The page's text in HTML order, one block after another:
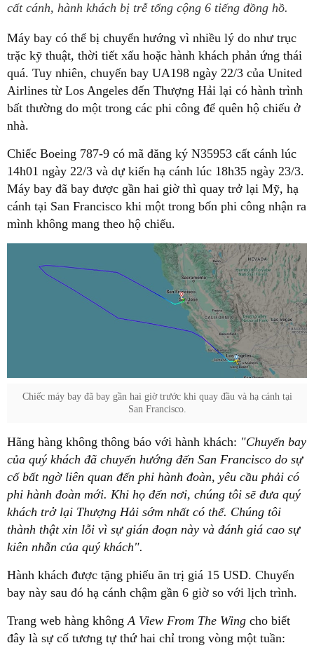
cất cánh, hành khách bị trễ tổng cộng 6 tiếng đồng hồ.
Máy bay có thể bị chuyển hướng vì nhiều lý do như trục
trặc kỹ thuật, thời tiết xấu hoặc hành khách phản ứng thái
quá. Tuy nhiên, chuyến bay UA198 ngày 22/3 của United
Airlines từ Los Angeles đến Thượng Hải lại có hành trình
bất thường do một trong các phi công để quên hộ chiếu ở
nhà.
Chiếc Boeing 787-9 có mã đăng ký N35953 cất cánh lúc
14h01 ngày 22/3 và dự kiến hạ cánh lúc 18h35 ngày 23/3.
Máy bay đã bay được gần hai giờ thì quay trở lại Mỹ, hạ
cánh tại San Francisco khi một trong bốn phi công nhận ra
mình không mang theo hộ chiếu.
Chiếc máy bay đã bay gần hai giờ trước khi quay đầu và hạ cánh tại
San Francisco.
Hãng hàng không thông báo với hành khách: "Chuyến bay
của quý khách đã chuyển hướng đến San Francisco do sự
cố bất ngờ liên quan đến phi hành đoàn, yêu cầu phải có
phi hành đoàn mới. Khi họ đến nơi, chúng tôi sẽ đưa quý
khách trở lại Thượng Hải sớm nhất có thể. Chúng tôi
thành thật xin lỗi vì sự gián đoạn này và đánh giá cao sự
kiên nhẫn của quý khách".
Hành khách được tặng phiếu ăn trị giá 15 USD. Chuyến
bay này sau đó hạ cánh chậm gần 6 giờ so với lịch trình.
Trang web hàng khôngA View From The Wing cho biết
đây là sự cố tương tự thứ hai chỉ trong vòng một tuần: